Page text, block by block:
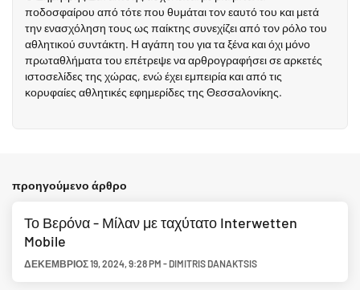
ποδοσφαίρου από τότε που θυμάται τον εαυτό του και μετά
την ενασχόληση τους ως παίκτης συνεχίζει από τον ρόλο του
αθλητικού συντάκτη. Η αγάπη του για τα ξένα και όχι μόνο
πρωταθλήματα του επέτρεψε να αρθρογραφήσει σε αρκετές
ιστοσελίδες της χώρας, ενώ έχει εμπειρία και από τις
κορυφαίες αθλητικές εφημερίδες της Θεσσαλονίκης.
προηγούμενο άρθρο
Το Βερόνα - Μίλαν με ταχύτατο Interwetten
Mobile
ΔΕΚΈΜΒΡΙΟΣ 19, 2024,9:28 PM - DIMITRIS DANAKTSIS